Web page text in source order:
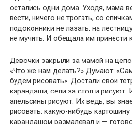
остались одни дома. Уходя, мама
вести, ничего не трогать, со
подоконники не лазать, на
не мучить. И обещала им принести
Девочки закрыли за мамой на
«Что же нам делать?» Думают:
будем рисовать». Достали свои
карандаши, сели за стол и рисуют.
апельсины рисуют. Их ведь, вы
рисовать: какую-нибудь
карандашом размалевал и —